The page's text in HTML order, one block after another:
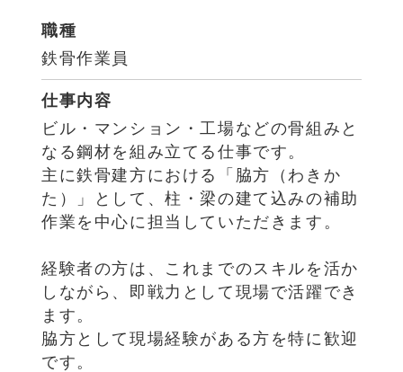
職種
鉄骨作業員
仕事内容
ビル・マンション・工場などの骨組みと
なる鋼材を組み立てる仕事です。
主に鉄骨建方における「脇方（わきか
た）」として、柱・梁の建て込みの補助
作業を中心に担当していただきます。
経験者の方は、これまでのスキルを活か
しながら、即戦力として現場で活躍でき
ます。
脇方として現場経験がある方を特に歓迎
です。